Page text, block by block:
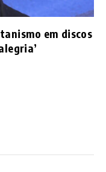
em discos